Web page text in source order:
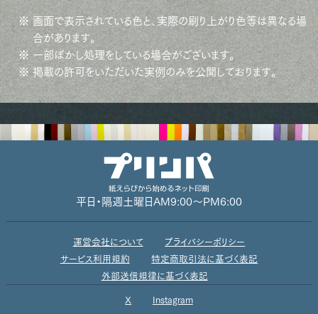
※ 画面で表示されている色と、実際の刷り上がり色等は異なる場
合があります。
※ 一部ぼかし処理をしている場合がございます。
※ 掲載の許可をいただいた実例のみを公開しております。
平日・隔週土曜日 AM9:00～PM6:00
運営会社について
プライバシーポリシー
サービス利用規約
特定商取引法に基づく表記
外部送信規律に基づく表記
X Instagram